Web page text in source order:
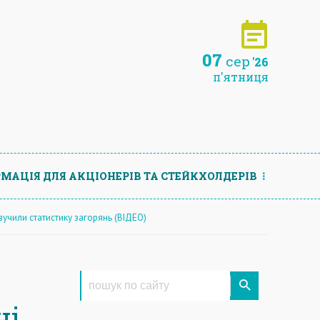
07 сер '26
п'ятниця
ДЛЯ АКЦIОНЕРIВ ТА СТЕЙКХОЛДЕРIВ
статистику загорянь (ВІДЕО)